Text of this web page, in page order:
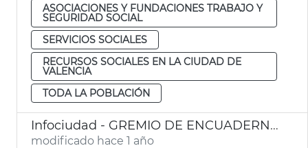
ASOCIACIONES Y FUNDACIONES TRABAJO Y
SEGURIDAD SOCIAL
SERVICIOS SOCIALES
RECURSOS SOCIALES EN LA CIUDAD DE
VALENCIA
TODA LA POBLACIÓN
Infociudad - GREMIO DE ENCUADERNADORES ARTESANOS DE LA COMUNIDAD VALENCIANA
modificado hace 1 año